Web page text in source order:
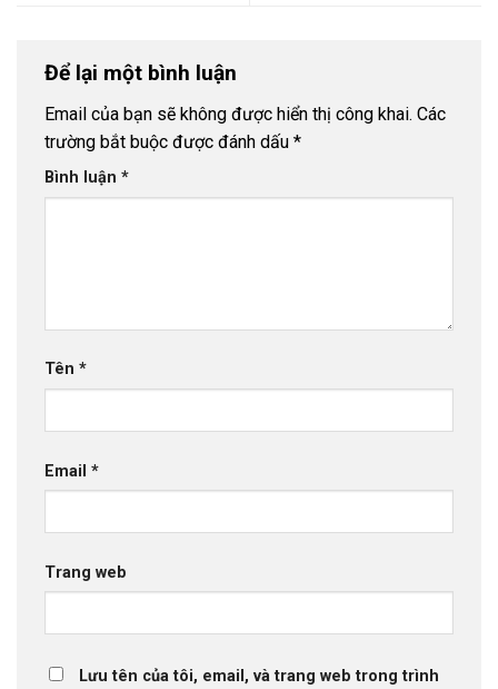
Để lại một bình luận
Email của bạn sẽ không được hiển thị công khai. Các
trường bắt buộc được đánh dấu *
Bình luận *
Tên *
Email *
Trang web
Lưu tên của tôi, email, và trang web trong trình